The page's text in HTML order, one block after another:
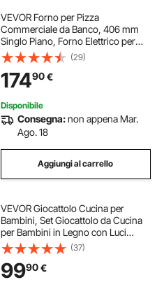
VEVOR Forno per Pizza
Commerciale da Banco, 406 mm
Singlo Piano, Forno Elettrico per
Pizza in Acciaio Inox con Pietra e
Maniglia, Macchina per Pizza
Interna per Ristorante, Forno per
Pizza a Casa
(29)
17490€
Disponibile
Consegna:non appena Mar.
Ago. 18
Aggiungi al carrello
VEVOR Giocattolo Cucina per
Bambini, Set Giocattolo da Cucina
per Bambini in Legno con Luci
Suoni Macchina per Ghiaccio Forno
Lavello Microonde Frigorifero
Utensili, Giocattolo Cucina, 24 pz,
Bianco
(37)
9990€